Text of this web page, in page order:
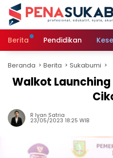
Langsung
konten
Berita
Pendidikan
Beranda Berita Sukabumi
Walkot Launching
R Iyan Satria
23/05/2023 18:25 WIB